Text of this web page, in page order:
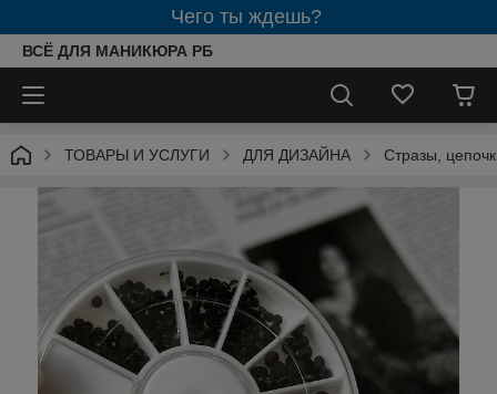
Чего ты ждешь?
ВСЁ ДЛЯ МАНИКЮРА РБ
ТОВАРЫ И УСЛУГИ ДЛЯ ДИЗАЙНА Стразы,